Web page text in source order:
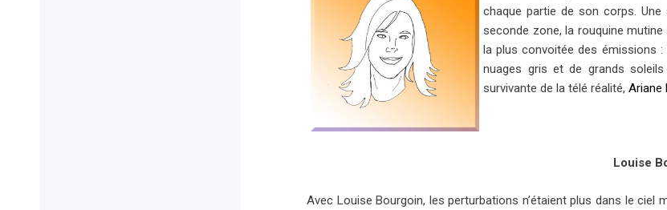
chaque partie de son corps.
seconde zone, la rouquine
la plus convoitée des émissions
nuages gris et de grands
survivante de la télé réalité,Ariane
Louise
Avec Louise Bourgoin, les perturbations n’étaient plus dans le ciel